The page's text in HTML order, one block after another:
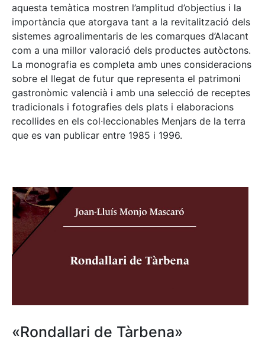
aquesta temàtica mostren l’amplitud d’objectius i la
importància que atorgava tant a la revitalització dels
sistemes agroalimentaris de les comarques d’Alacant
com a una millor valoració dels productes autòctons.
La monografia es completa amb unes consideracions
sobre el llegat de futur que representa el patrimoni
gastronòmic valencià i amb una selecció de receptes
tradicionals i fotografies dels plats i elaboracions
recollides en els col·leccionables Menjars de la terra
que es van publicar entre 1985 i 1996.
«Rondallari de Tàrbena»